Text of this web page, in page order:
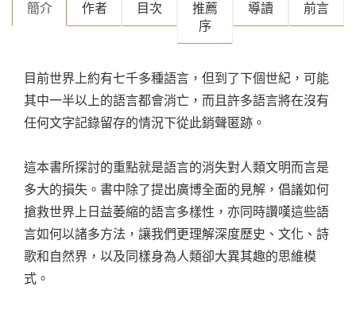
簡介 作者 目次
推薦
序
導讀 前言
目前世界上約有七千多種語言，但到了下個世紀，可能
其中一半以上的語言都會消亡，而且許多語言將在沒有
任何文字記錄留存的情況下從此銷聲匿跡。
這本書所探討的重點就是語言的消失對人類文明而言是
多大的損失。書中除了提出廣博全面的見解，倡議如何
搶救世界上日益萎縮的語言多樣性，亦同時讚嘆這些語
言如何以諸多方法，讓我們更理解深度歷史、文化、詩
歌和自然界，以及同樣身為人類卻大異其趣的思維模
式。